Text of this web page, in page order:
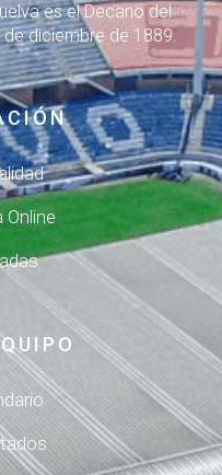
es el Decano del
diciembre de 1889.
Online